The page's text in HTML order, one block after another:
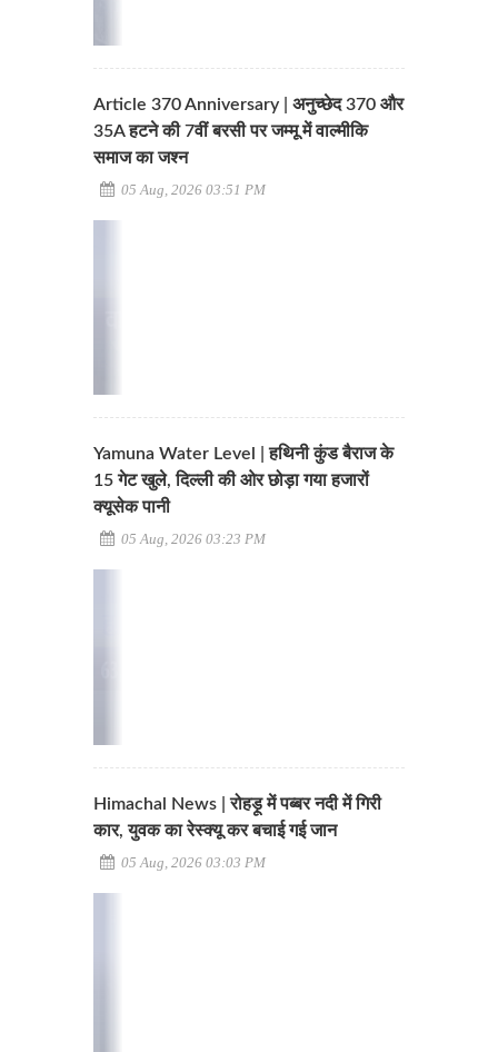
Article 370 Anniversary | अनुच्छेद 370 और
35A हटने की 7वीं बरसी पर जम्मू में वाल्मीकि
समाज का जश्न
05 Aug, 2026 03:51 PM
Yamuna Water Level | हथिनी कुंड बैराज के
15 गेट खुले, दिल्ली की ओर छोड़ा गया हजारों
क्यूसेक पानी
05 Aug, 2026 03:23 PM
Himachal News | रोहड़ू में पब्बर नदी में गिरी
कार, युवक का रेस्क्यू कर बचाई गई जान
05 Aug, 2026 03:03 PM